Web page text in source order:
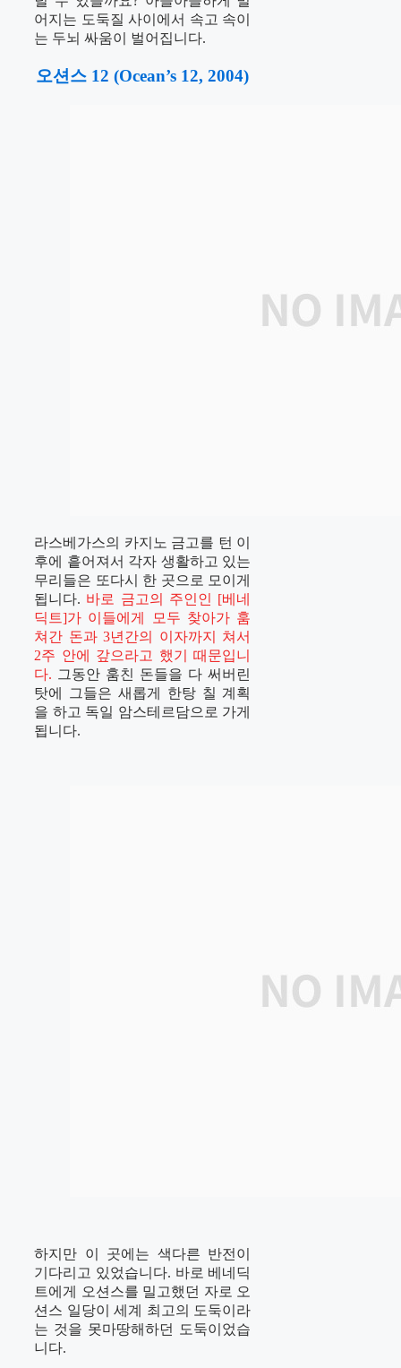
어지는 도둑질 사이에서 속고 속이
는 두뇌 싸움이 벌어집니다.
오션스 12 (Ocean’s 12, 2004)
라스베가스의 카지노 금고를 턴 이
후에 흩어져서 각자 생활하고 있는
무리들은 또다시 한 곳으로 모이게
됩니다. 바로 금고의 주인인 [베네
딕트]가 이들에게 모두 찾아가 훔
쳐간 돈과 3년간의 이자까지 쳐서
2주 안에 갚으라고 했기 때문입니
다. 그동안 훔친 돈들을 다 써버린
탓에 그들은 새롭게 한탕 칠 계획
을 하고 독일 암스테르담으로 가게
됩니다.
하지만 이 곳에는 색다른 반전이
기다리고 있었습니다. 바로 베네딕
트에게 오션스를 밀고했던 자로 오
션스 일당이 세계 최고의 도둑이라
는 것을 못마땅해하던 도둑이었습
니다.